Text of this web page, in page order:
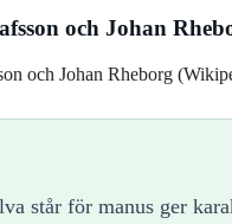
och Johan
och Johan Rheborg
står för manus ger